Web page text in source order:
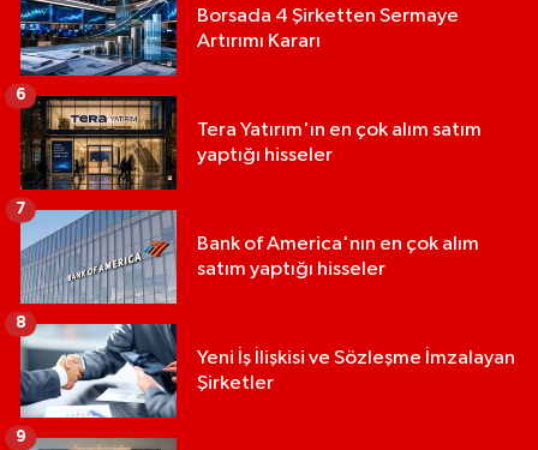
Borsada 4 Şirketten Sermaye
Artırımı Kararı
Tera Yatırım'ın en çok alım satım
yaptığı hisseler
6
Bank of America'nın en çok alım
satım yaptığı hisseler
7
Yeni İş İlişkisi ve Sözleşme İmzalayan
Şirketler
8
9